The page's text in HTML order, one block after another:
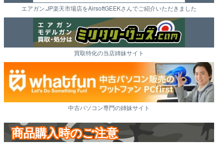
エアガン.JP楽天市場店をAirsoftGEEKさんでご紹介いただきました
買取特化の当店姉妹サイト
中古パソコン専門の姉妹サイト
商品購入時のご注意